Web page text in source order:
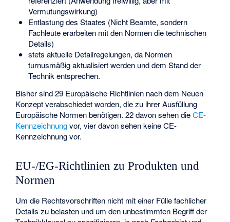
Vermutungswirkung)
Entlastung des Staates (Nicht Beamte, sondern
Fachleute erarbeiten mit den Normen die technischen
Details)
stets aktuelle Detailregelungen, da Normen
turnusmäßig aktualisiert werden und dem Stand der
Technik entsprechen.
Bisher sind 29 Europäische Richtlinien nach dem Neuen
Konzept verabschiedet worden, die zu ihrer Ausfüllung
Europäische Normen benötigen. 22 davon sehen dieCE-
Kennzeichnungvor, vier davon sehen keine CE-
Kennzeichnung vor.
EU-/EG-Richtlinien zu Produkten und
Normen
Um die Rechtsvorschriften nicht mit einer Fülle fachlicher
Details zu belasten und um den unbestimmten Begriff der